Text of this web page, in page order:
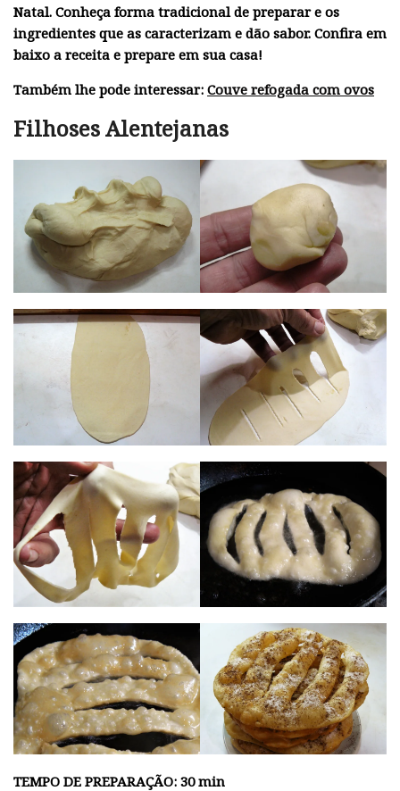
Natal. Conheça forma tradicional de preparar e os
ingredientes que as caracterizam e dão sabor. Confira em
baixo a receita e prepare em sua casa!
Também lhe pode interessar: Couve refogada com ovos
Filhoses Alentejanas
TEMPO DE PREPARAÇÃO: 30 min